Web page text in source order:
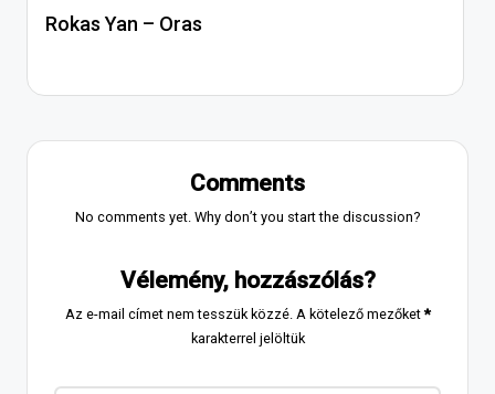
Rokas Yan – Oras
Comments
No comments yet. Why don’t you start the discussion?
Vélemény, hozzászólás?
Az e-mail címet nem tesszük közzé. A kötelező mezőket*
karakterrel jelöltük